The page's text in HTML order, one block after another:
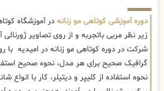
دوره آموزشی کوتاهی مو زنانه در آموزشگاه
زیر نظر مربی باتجربه و از روی تصاویر
شرکت در دوره کوتاهی مو زنانه در امیدیه
گرافیک صحیح برای هر مدل، نحوه صحیح
نحوه استفاده از کلیپر و دیتیلر، کار با انواع